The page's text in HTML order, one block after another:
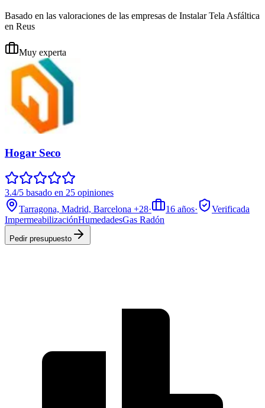
Basado en las valoraciones de las empresas de Instalar Tela Asfáltica
en Reus
Muy experta
Hogar Seco
3.4/5 basado en 25 opiniones
Tarragona, Madrid, Barcelona +28· 16 años·
Verificada
ImpermeabilizaciónHumedadesGas Radón
Pedir presupuesto